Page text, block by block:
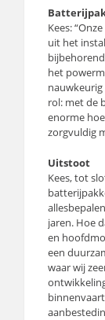
Kees:
uit het
het
nauwkeurig
rol: met de
enorme
zorgvuldig
Uitstoot
Kees, tot
jaren. Hoe
en
een
waar wij